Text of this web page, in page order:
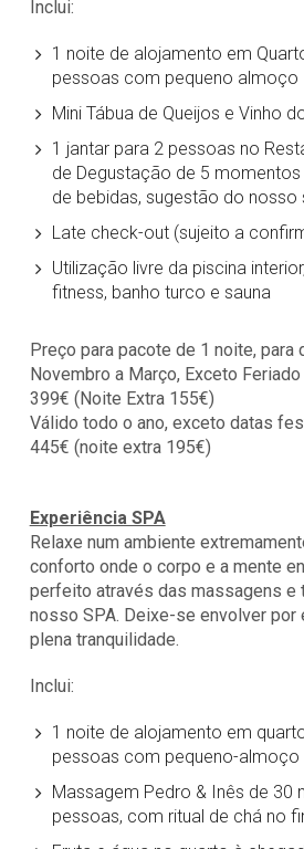
Inclui:
1 noite de alojamento em
pessoas com pequeno almoço
Mini Tábua de Queijos e Vinho
1 jantar para 2 pessoas no
de Degustação de 5
de bebidas, sugestão do nosso
Late check-out (sujeito a
Utilização livre da piscina
fitness, banho turco e sauna
Preço para pacote de 1 noite, para
Novembro a Março, Exceto
399€ (Noite Extra 155€)
Válido todo o ano, exceto datas
445€ (noite extra 195€)
Experiência SPA
Relaxe num ambiente
conforto onde o corpo e a mente
perfeito através das massagens e
nosso SPA. Deixe-se envolver por
plena tranquilidade.
Inclui:
1 noite de alojamento em
pessoas com pequeno-almoço
Massagem Pedro & Inês de 30
pessoas, com ritual de chá no